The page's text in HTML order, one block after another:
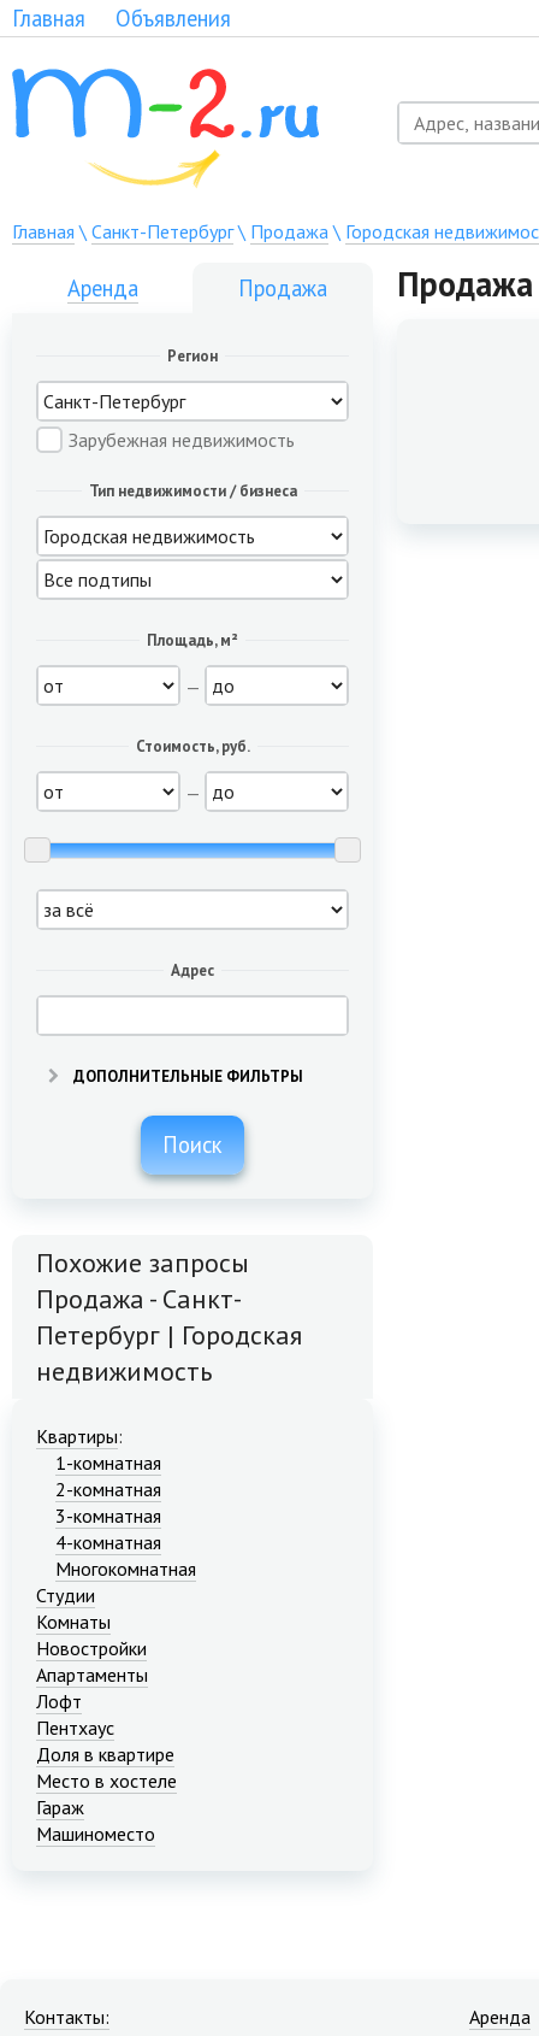
Главная Объявления
Главная \ Санкт-Петербург\ Продажа\ Городская
Аренда Продажа
Регион
Зарубежная недвижимость
Тип недвижимости / бизнеса
Площадь, м²
—
Стоимость, руб.
—
Адрес
ДОПОЛНИТЕЛЬНЫЕ ФИЛЬТРЫ
Поиск
Похожие запросы
Продажа - Санкт-
Петербург | Городская
недвижимость
Квартиры:
1-комнатная
2-комнатная
3-комнатная
4-комнатная
Многокомнатная
Студии
Комнаты
Новостройки
Апартаменты
Лофт
Пентхаус
Доля в квартире
Место в хостеле
Гараж
Машиноместо
Продажа
Контакты:
Аренда